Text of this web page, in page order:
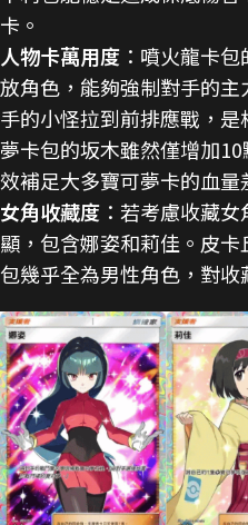
卡。
人物卡萬用度 ：噴火龍卡
放角色，能夠強制對手的
手的小怪拉到前排應戰，
夢卡包的坂木雖然僅增加
效補足大多寶可夢卡的血量
女角收藏度 ：若考慮收藏
顯，包含娜姿和莉佳。皮
包幾乎全為男性角色，對收